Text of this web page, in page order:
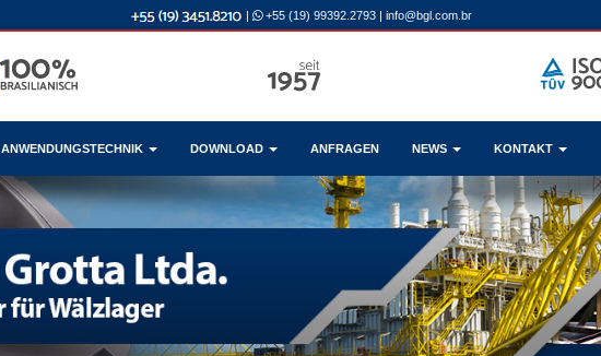
| +55 (19) 99392.2793 | info@bgl.com.br
ANWENDUNGSTECHNIK DOWNLOAD ANFRAGEN NEWS KONTAKT